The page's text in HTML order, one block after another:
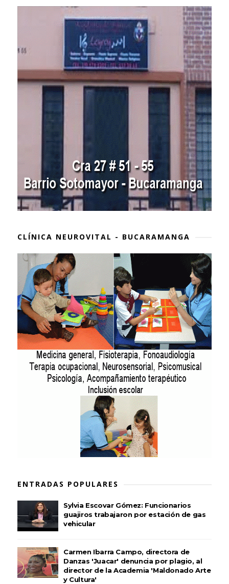
CLÍNICA NEUROVITAL - BUCARAMANGA
ENTRADAS POPULARES
Sylvia Escovar Gómez: Funcionarios
guajiros trabajaron por estación de gas
vehicular
Carmen Ibarra Campo, directora de
Danzas 'Juacar' denuncia por plagio, al
director de la Academia 'Maldonado Arte
y Cultura'